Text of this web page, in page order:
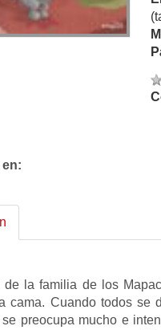
de la familia de los
cama. Cuando todos se
se preocupa mucho e